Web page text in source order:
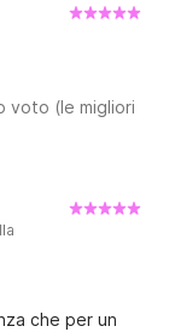
voto (le migliori
che per un